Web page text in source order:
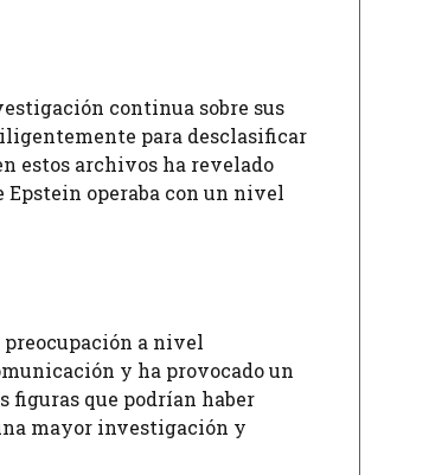
continua sobre sus
para desclasificar
estos archivos ha revelado
Epstein operaba con un nivel
a nivel
y ha provocado un
figuras que podrían haber
mayor investigación y